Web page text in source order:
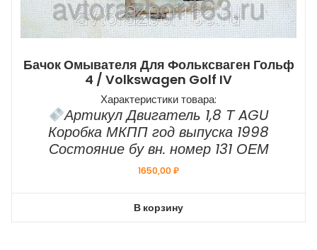
Бачок Омывателя Для Фольксваген Гольф
4 / Volkswagen Golf IV
Характеристики товара:
Артикул Двигатель 1,8 Т AGU
Коробка МКПП год выпуска 1998
Состояние бу вн. номер 131 ОЕМ
1650,00₽
В корзину